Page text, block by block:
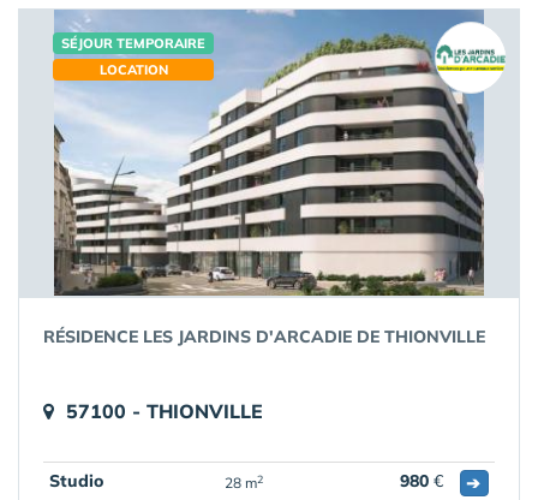
SÉJOUR TEMPORAIRE
LOCATION
RÉSIDENCE LES JARDINS D'ARCADIE DE THIONVILLE
57100 - THIONVILLE
Studio 28 m2 980 €
➔